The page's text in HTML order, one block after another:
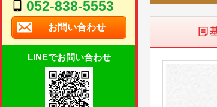
052-838-5553
お問い合わせ
LINEでお問い合わせ